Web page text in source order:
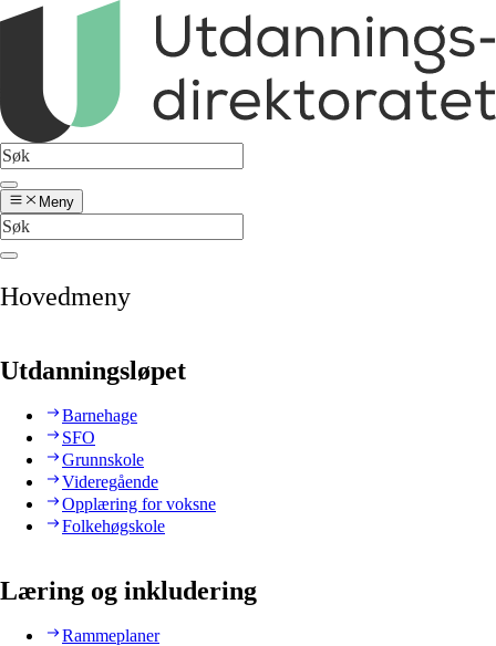
Meny
Hovedmeny
Utdanningsløpet
Barnehage
SFO
Grunnskole
Videregående
Opplæring for voksne
Folkehøgskole
Læring og inkludering
Rammeplaner